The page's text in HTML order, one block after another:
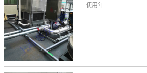
使用年...